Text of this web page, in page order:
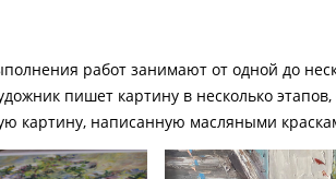
работ занимают от одной до
пишет картину в несколько
картину, написанную масляными